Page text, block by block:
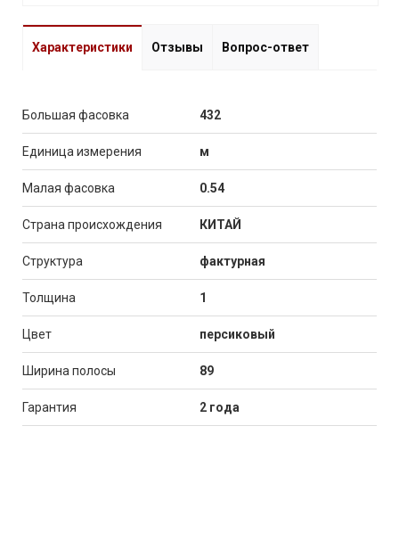
Характеристики Отзывы Вопрос-ответ
Большая фасовка 432
Единица измерения м
Малая фасовка 0.54
Страна происхождения КИТАЙ
Структура фактурная
Толщина 1
Цвет персиковый
Ширина полосы 89
Гарантия 2 года